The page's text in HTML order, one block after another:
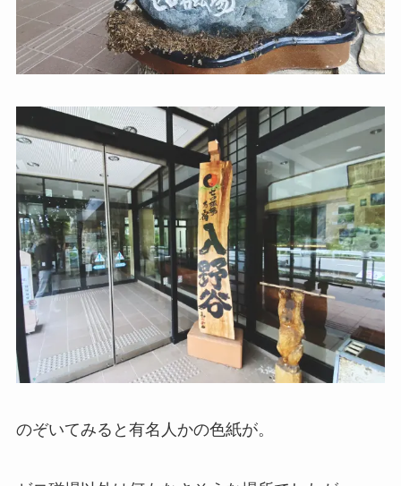
のぞいてみると有名人かの色紙が。